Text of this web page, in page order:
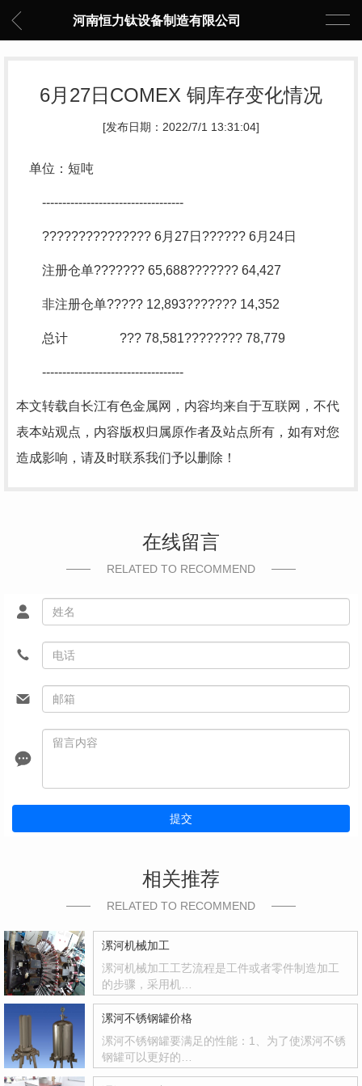
河南恒力钛设备制造有限公司
6月27日COMEX 铜库存变化情况
[发布日期：2022/7/1 13:31:04]
单位：短吨
-----------------------------------
??????????????? 6月27日?????? 6月24日
注册仓单??????? 65,688??????? 64,427
非注册仓单????? 12,893??????? 14,352
总计 ??? 78,581???????? 78,779
-----------------------------------
本文转载自长江有色金属网，内容均来自于互联网，不代
表本站观点，内容版权归属原作者及站点所有，如有对您
造成影响，请及时联系我们予以删除！
在线留言
RELATED TO RECOMMEND
提交
相关推荐
RELATED TO RECOMMEND
漯河机械加工
漯河机械加工工艺流程是工件或者零件制造加工
的步骤，采用机…
漯河不锈钢罐价格
漯河不锈钢罐要满足的性能：1、为了使漯河不锈
钢罐可以更好的…